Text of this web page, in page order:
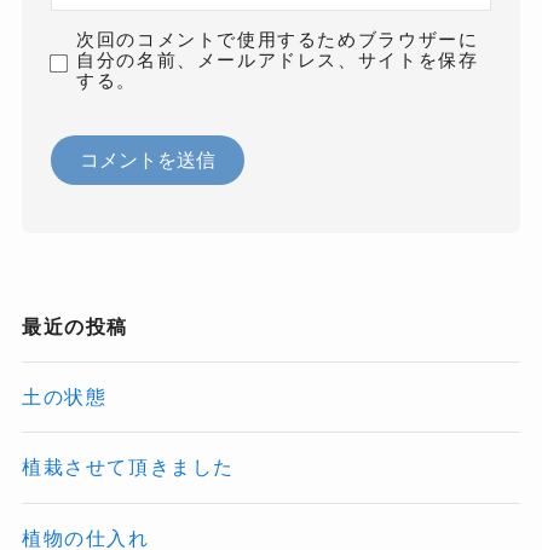
次回のコメントで使用するためブラウザーに
自分の名前、メールアドレス、サイトを保存
する。
最近の投稿
土の状態
植栽させて頂きました
植物の仕入れ